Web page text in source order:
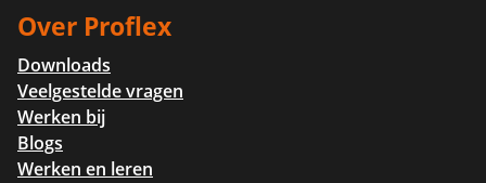
Over Proflex
Downloads
Veelgestelde vragen
Werken bij
Blogs
Werken en leren